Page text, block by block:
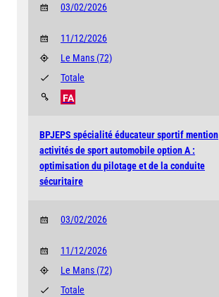
03/02/2026
11/12/2026
Le Mans (72)
FA
Totale
BPJEPS spécialité éducateur sportif mention
activités de sport automobile option A :
optimisation du pilotage et de la conduite
sécuritaire
03/02/2026
11/12/2026
Le Mans (72)
Totale